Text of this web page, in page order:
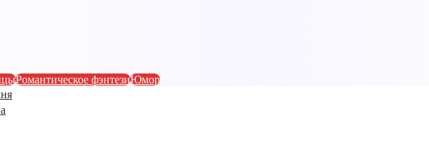
Романтическое фэнтезиЮмор